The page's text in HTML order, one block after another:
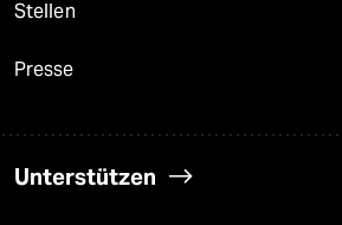
Stellen
Presse
Unterstützen